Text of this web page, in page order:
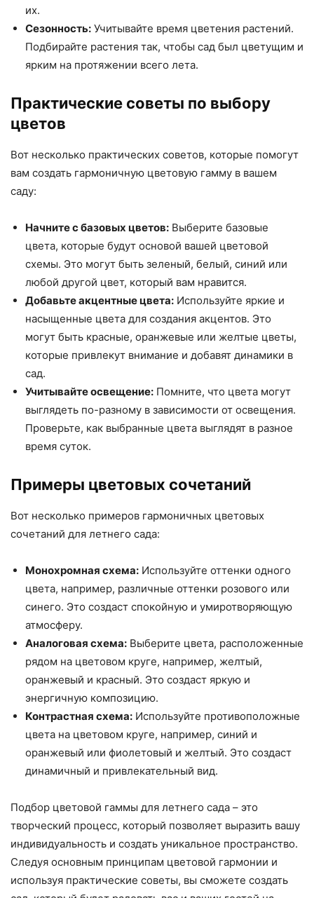
их.
Сезонность: Учитывайте время цветения растений.
Подбирайте растения так, чтобы сад был цветущим и
ярким на протяжении всего лета.
Практические советы по выбору
цветов
Вот несколько практических советов, которые помогут
вам создать гармоничную цветовую гамму в вашем
саду:
Начните с базовых цветов: Выберите базовые
цвета, которые будут основой вашей цветовой
схемы. Это могут быть зеленый, белый, синий или
любой другой цвет, который вам нравится.
Добавьте акцентные цвета: Используйте яркие и
насыщенные цвета для создания акцентов. Это
могут быть красные, оранжевые или желтые цветы,
которые привлекут внимание и добавят динамики в
сад.
Учитывайте освещение: Помните, что цвета могут
выглядеть по-разному в зависимости от освещения.
Проверьте, как выбранные цвета выглядят в разное
время суток.
Примеры цветовых сочетаний
Вот несколько примеров гармоничных цветовых
сочетаний для летнего сада:
Монохромная схема: Используйте оттенки одного
цвета, например, различные оттенки розового или
синего. Это создаст спокойную и умиротворяющую
атмосферу.
Аналоговая схема: Выберите цвета, расположенные
рядом на цветовом круге, например, желтый,
оранжевый и красный. Это создаст яркую и
энергичную композицию.
Контрастная схема: Используйте противоположные
цвета на цветовом круге, например, синий и
оранжевый или фиолетовый и желтый. Это создаст
динамичный и привлекательный вид.
Подбор цветовой гаммы для летнего сада – это
творческий процесс, который позволяет выразить вашу
индивидуальность и создать уникальное пространство.
Следуя основным принципам цветовой гармонии и
используя практические советы, вы сможете создать